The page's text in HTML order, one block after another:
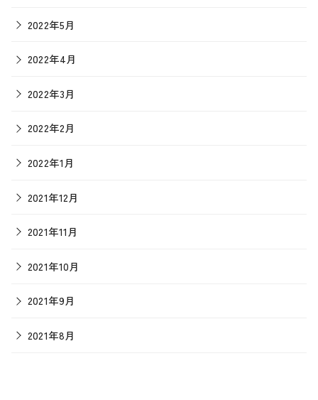
2022年5月
2022年4月
2022年3月
2022年2月
2022年1月
2021年12月
2021年11月
2021年10月
2021年9月
2021年8月